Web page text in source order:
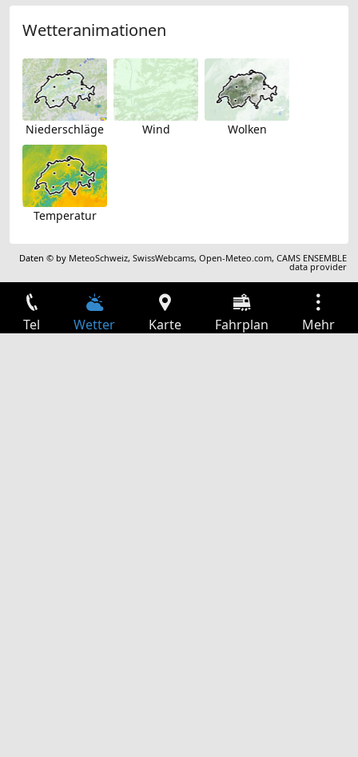
Wetteranimationen
Niederschläge Wind Wolken
Temperatur
Daten © by MeteoSchweiz,SwissWebcams,Open-Meteo.com,CAMS ENSEMBLE
data provider
Tel Wetter Karte Fahrplan Mehr